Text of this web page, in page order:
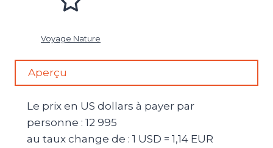
Voyage Nature
Aperçu
Le prix en US dollars à payer par
personne : 12 995
au taux change de : 1 USD = 1,14 EUR